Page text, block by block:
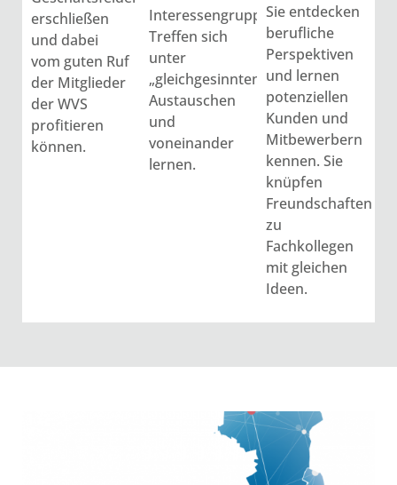
erschließen
und dabei
vom guten Ruf
der Mitglieder
der WVS
profitieren
können.
Interessengruppen-
Treffen sich
unter
„gleichgesinnten“
Austauschen
und
voneinander
lernen.
Sie entdecken
berufliche
Perspektiven
und lernen
potenziellen
Kunden und
Mitbewerbern
kennen. Sie
knüpfen
Freundschaften
zu
Fachkollegen
mit gleichen
Ideen.